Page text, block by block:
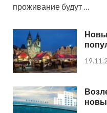
проживание будут …